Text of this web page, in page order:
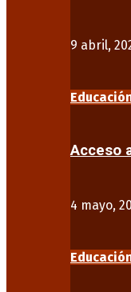
9 abril,
Acceso
4 mayo,